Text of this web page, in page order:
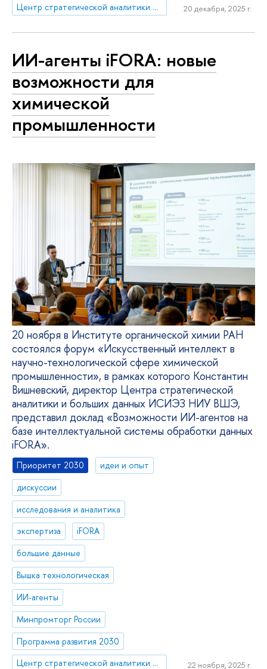
Центр стратегической аналитики и больших данных
20 декабря, 2025 г.
ИИ-агенты iFORA: новые
возможности для
химической
промышленности
20 ноября в Институте органической химии РАН
состоялся форум «Искусственный интеллект в
научно-технологической сфере химической
промышленности», в рамках которого Константин
Вишневский, директор Центра стратегической
аналитики и больших данных ИСИЭЗ НИУ ВШЭ,
представил доклад «Возможности ИИ-агентов на
базе интеллектуальной системы обработки данных
iFORA».
Приоритет 2030
идеи и опыт
дискуссии
исследования и аналитика
экспертиза
iFORA
большие данные
Вышка технологическая
ИИ-агенты
Минпромторг России
Программа развития 2030
Центр стратегической аналитики и больших данных
22 ноября, 2025 г.